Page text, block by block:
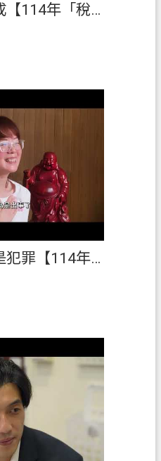
不出門也能完成【114年「稅創藝」租稅短片創作競賽】佳作
我只是中獎不是犯罪【114年「稅創藝」租稅短片創作競賽】佳作